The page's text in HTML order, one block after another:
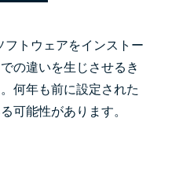
トウェアをインストー
の違いを生じさせるき
何年も前に設定された
可能性があります。